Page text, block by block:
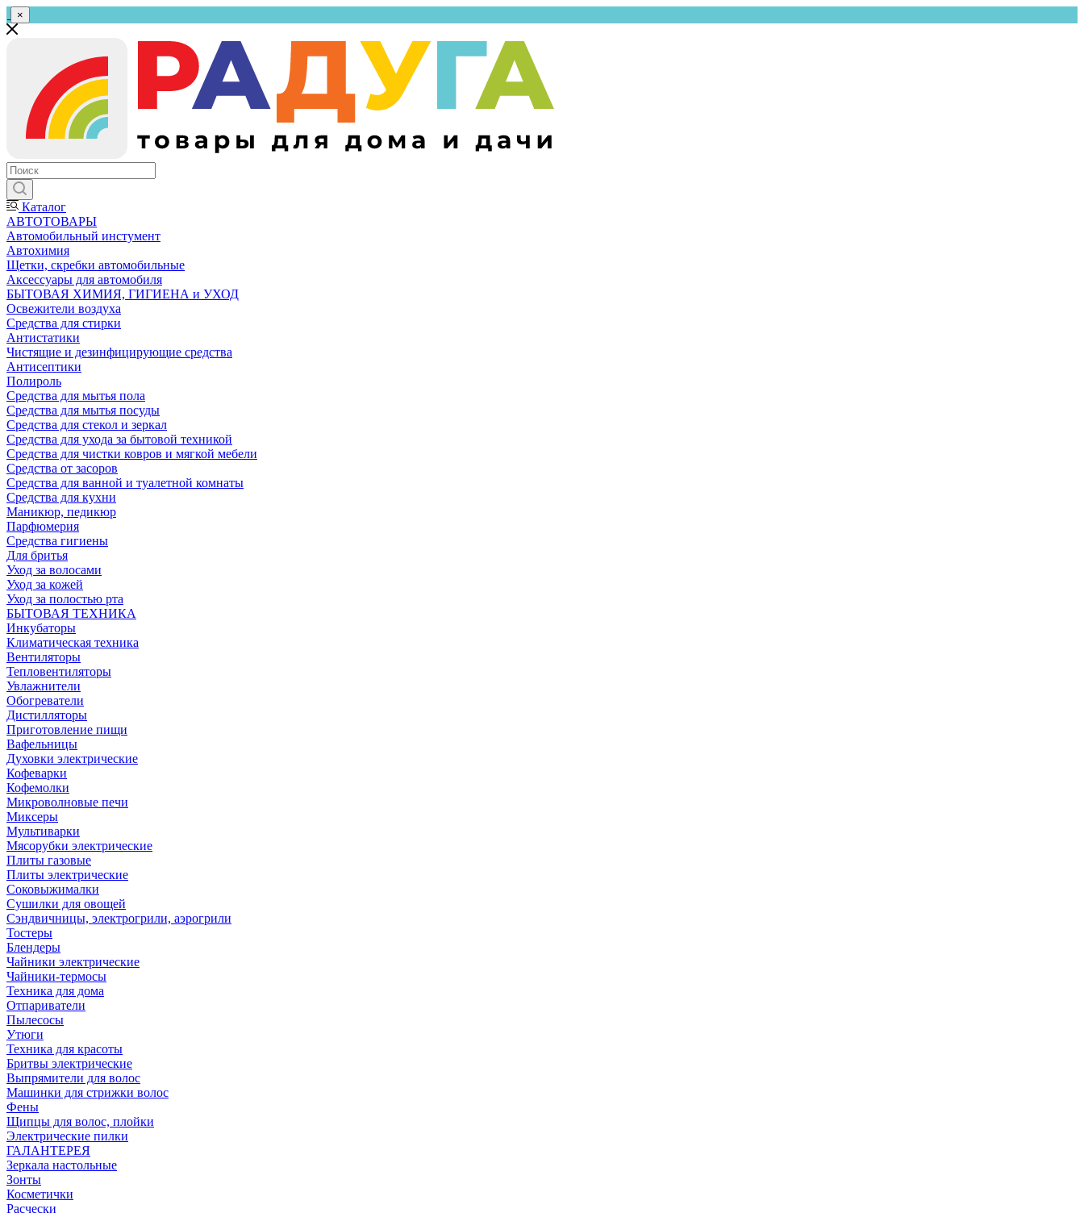
×
Каталог
АВТОТОВАРЫ
Автомобильный инстумент
Автохимия
Щетки, скребки автомобильные
Аксессуары для автомобиля
БЫТОВАЯ ХИМИЯ, ГИГИЕНА и УХОД
Освежители воздуха
Средства для стирки
Антистатики
Чистящие и дезинфицирующие средства
Антисептики
Полироль
Средства для мытья пола
Средства для мытья посуды
Средства для стекол и зеркал
Средства для ухода за бытовой техникой
Средства для чистки ковров и мягкой мебели
Средства от засоров
Средства для ванной и туалетной комнаты
Средства для кухни
Маникюр, педикюр
Парфюмерия
Средства гигиены
Для бритья
Уход за волосами
Уход за кожей
Уход за полостью рта
БЫТОВАЯ ТЕХНИКА
Инкубаторы
Климатическая техника
Вентиляторы
Тепловентиляторы
Увлажнители
Обогреватели
Дистилляторы
Приготовление пищи
Вафельницы
Духовки электрические
Кофеварки
Кофемолки
Микроволновые печи
Миксеры
Мультиварки
Мясорубки электрические
Плиты газовые
Плиты электрические
Соковыжималки
Сушилки для овощей
Сэндвичницы, электрогрили, аэрогрили
Тостеры
Блендеры
Чайники электрические
Чайники-термосы
Техника для дома
Отпариватели
Пылесосы
Утюги
Техника для красоты
Бритвы электрические
Выпрямители для волос
Машинки для стрижки волос
Фены
Щипцы для волос, плойки
Электрические пилки
ГАЛАНТЕРЕЯ
Зеркала настольные
Зонты
Косметички
Расчески